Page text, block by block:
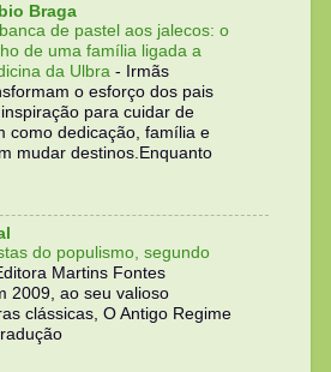
Braga
de pastel aos jalecos: o
de uma família ligada a
da Ulbra -
Irmãs
o esforço dos pais
para cuidar de
como dedicação, família e
mudar destinos.Enquanto
do populismo, segundo
Martins Fontes
2009, ao seu valioso
clássicas, O Antigo Regime